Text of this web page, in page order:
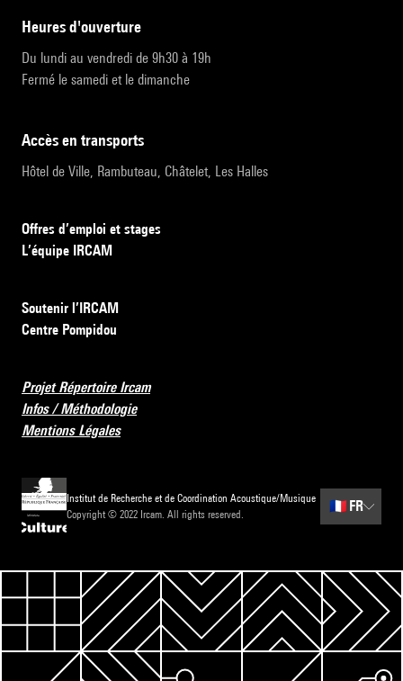
heures d'ouverture
Du lundi au vendredi de 9h30 à 19h
Fermé le samedi et le dimanche
accès en transports
Hôtel de Ville, Rambuteau, Châtelet, Les Halles
Offres d’emploi et stages
L’équipe IRCAM
Soutenir l’IRCAM
Centre Pompidou
Projet Répertoire Ircam
Infos / Méthodologie
Mentions Légales
Institut de Recherche et de Coordination Acoustique/Musique
Copyright © 2022 Ircam. All rights reserved.
🇫🇷 FR